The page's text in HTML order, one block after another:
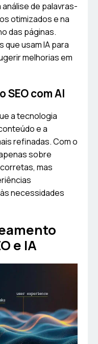
de palavras-
otimizados e na
das páginas.
que usam IA para
melhorias em
com AI
a tecnologia
e a
refinadas. Com o
sobre
mas
necessidades
e IA